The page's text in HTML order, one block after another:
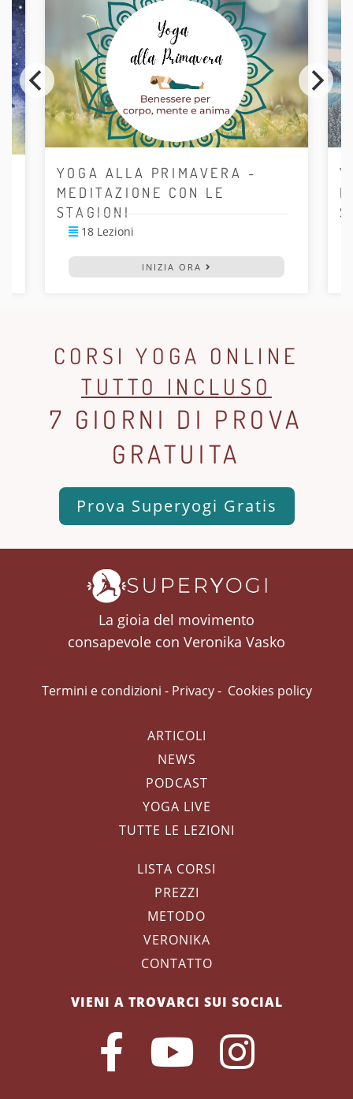
YOGA ALLA PRIMAVERA -
MEDITAZIONE CON LE
STAGIONI
18 Lezioni
INIZIA ORA
CORSI YOGA ONLINE
TUTTO INCLUSO
7 GIORNI DI PROVA
GRATUITA
Prova Superyogi Gratis
La gioia del movimento
consapevole con Veronika Vasko
Termini e condizioni - Privacy- Cookies policy
ARTICOLI
NEWS
PODCAST
YOGA LIVE
TUTTE LE LEZIONI
LISTA CORSI
PREZZI
METODO
VERONIKA
CONTATTO
VIENI A TROVARCI SUI SOCIAL